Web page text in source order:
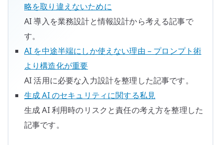
略を取り違えないために
AI 導入を業務設計と情報設計から考える記事で
す。
AI を中途半端にしか使えない理由 – プロンプト術
より構造化が重要
AI 活用に必要な入力設計を整理した記事です。
生成 AI のセキュリティに関する私見
生成 AI 利用時のリスクと責任の考え方を整理した
記事です。